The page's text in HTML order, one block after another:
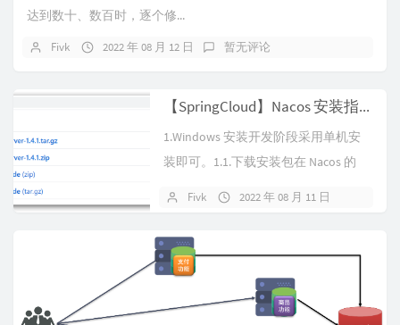
达到数十、数百时，逐个修...
Fivk 2022 年 08 月 12 日 暂无评论
【SpringCloud】Nacos 安装指南
1.Windows 安装开发阶段采用单机安
装即可。1.1.下载安装包在 Nacos 的
Fivk 2022 年 08 月 11 日